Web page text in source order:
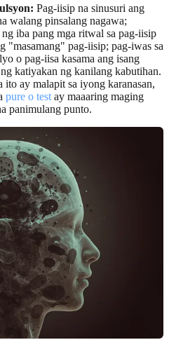
Pag-iisip na sinusuri ang
walang pinsalang nagawa;
ng iba pang mga ritwal sa pag-iisip
"masamang" pag-iisip; pag-iwas sa
o pag-iisa kasama ang isang
katiyakan ng kanilang kabutihan.
ay malapit sa iyong karanasan,
pure o test ay maaaring maging
panimulang punto.